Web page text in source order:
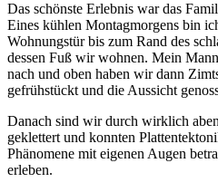
Das schönste Erlebnis war das
Eines kühlen Montagmorgens bin
Wohnungstür bis zum Rand des
dessen Fuß wir wohnen. Mein
nach und oben haben wir dann
gefrühstückt und die Aussicht
Danach sind wir durch wirklich
geklettert und konnten
Phänomene mit eigenen Augen
erleben.